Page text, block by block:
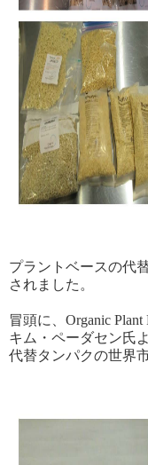
プラントベースの代
されました。
冒頭に、Organic
キム・ペーダセン氏
代替タンパクの世界